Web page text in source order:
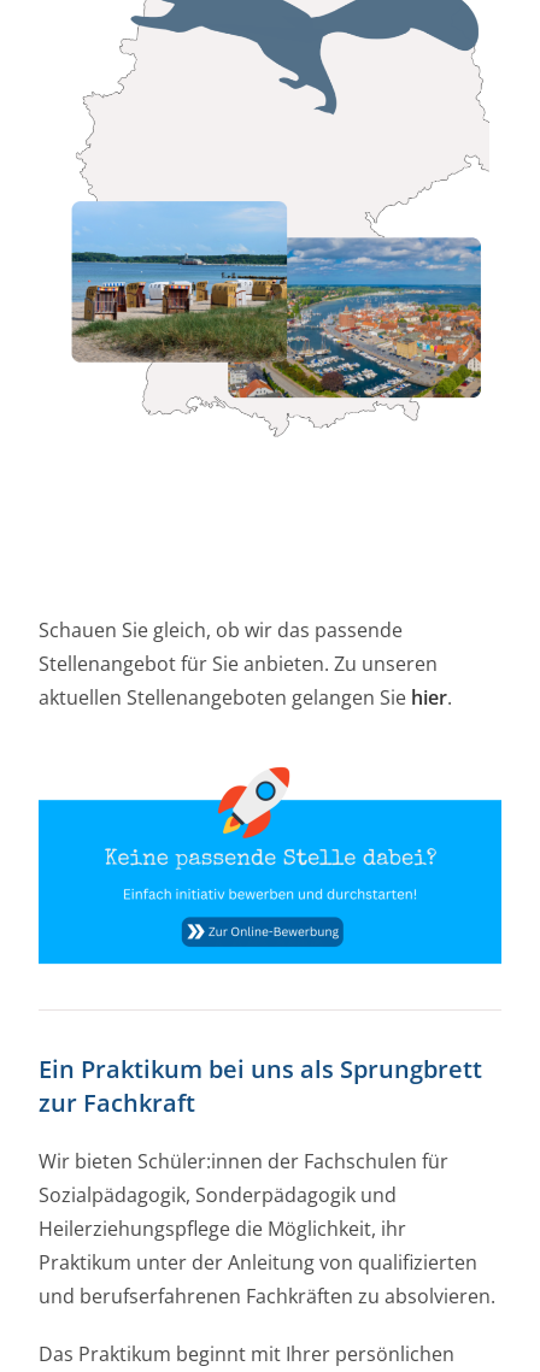
Schauen Sie gleich, ob wir das passende
Stellenangebot für Sie anbieten. Zu unseren
aktuellen Stellenangeboten gelangen Sie hier.
Ein Praktikum bei uns als Sprungbrett
zur Fachkraft
Wir bieten Schüler:innen der Fachschulen für
Sozialpädagogik, Sonderpädagogik und
Heilerziehungspflege die Möglichkeit, ihr
Praktikum unter der Anleitung von qualifizierten
und berufserfahrenen Fachkräften zu absolvieren.
Das Praktikum beginnt mit Ihrer persönlichen